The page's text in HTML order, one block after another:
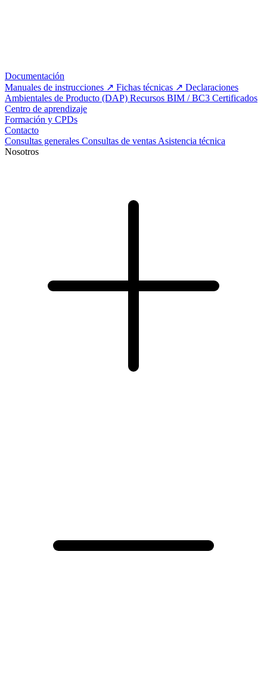
Documentación
Manuales de instrucciones
Fichas técnicas
Declaraciones
Ambientales de Producto (DAP) Recursos BIM / BC3 Certificados
Centro de aprendizaje
Formación y CPDs
Contacto
Consultas generales Consultas de ventas Asistencia técnica
Nosotros